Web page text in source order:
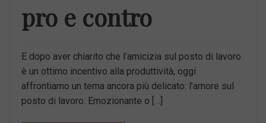
pro e contro
E dopo aver chiarito che l’amicizia sul posto di lavoro
è un ottimo incentivo alla produttività, oggi
affrontiamo un tema ancora più delicato: l’amore sul
posto di lavoro. Emozionante o […]